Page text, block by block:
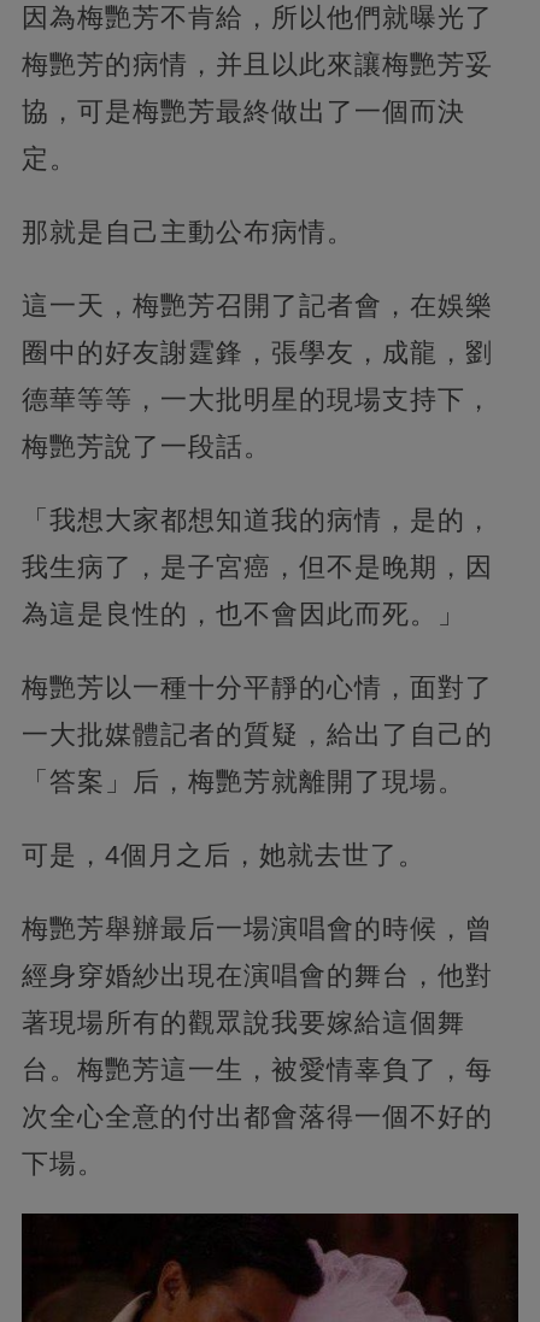
因為梅艷芳不肯給，所以他們就曝光了
梅艷芳的病情，并且以此來讓梅艷芳妥
協，可是梅艷芳最終做出了一個而決
定。
那就是自己主動公布病情。
這一天，梅艷芳召開了記者會，在娛樂
圈中的好友謝霆鋒，張學友，成龍，劉
德華等等，一大批明星的現場支持下，
梅艷芳說了一段話。
「我想大家都想知道我的病情，是的，
我生病了，是子宮癌，但不是晚期，因
為這是良性的，也不會因此而死。」
梅艷芳以一種十分平靜的心情，面對了
一大批媒體記者的質疑，給出了自己的
「答案」后，梅艷芳就離開了現場。
可是，4個月之后，她就去世了。
梅艷芳舉辦最后一場演唱會的時候，曾
經身穿婚紗出現在演唱會的舞台，他對
著現場所有的觀眾說我要嫁給這個舞
台。梅艷芳這一生，被愛情辜負了，每
次全心全意的付出都會落得一個不好的
下場。